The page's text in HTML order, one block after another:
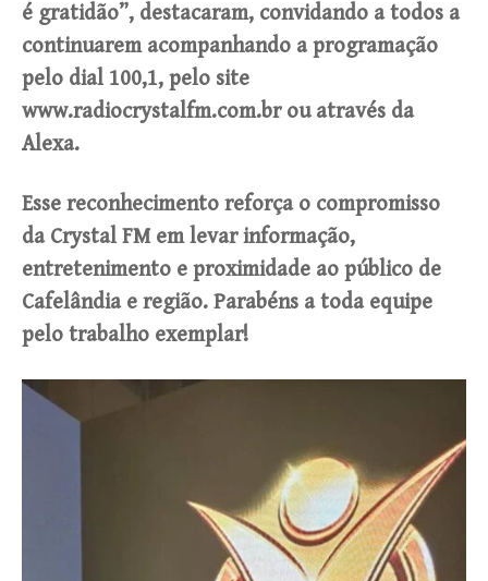
é gratidão”, destacaram, convidando a todos a
continuarem acompanhando a programação
pelo dial 100,1, pelo site
www.radiocrystalfm.com.br ou através da
Alexa.
Esse reconhecimento reforça o compromisso
da Crystal FM em levar informação,
entretenimento e proximidade ao público de
Cafelândia e região. Parabéns a toda equipe
pelo trabalho exemplar!